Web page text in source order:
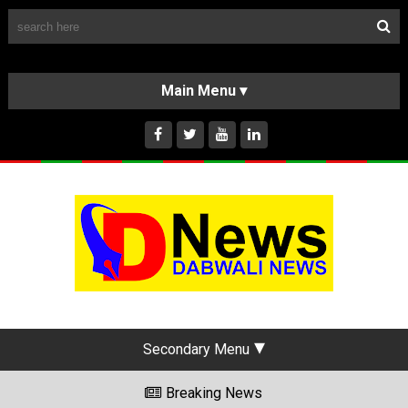
HOME
ABOUT US
INSTAGRAM
Secondary Menu
Breaking News